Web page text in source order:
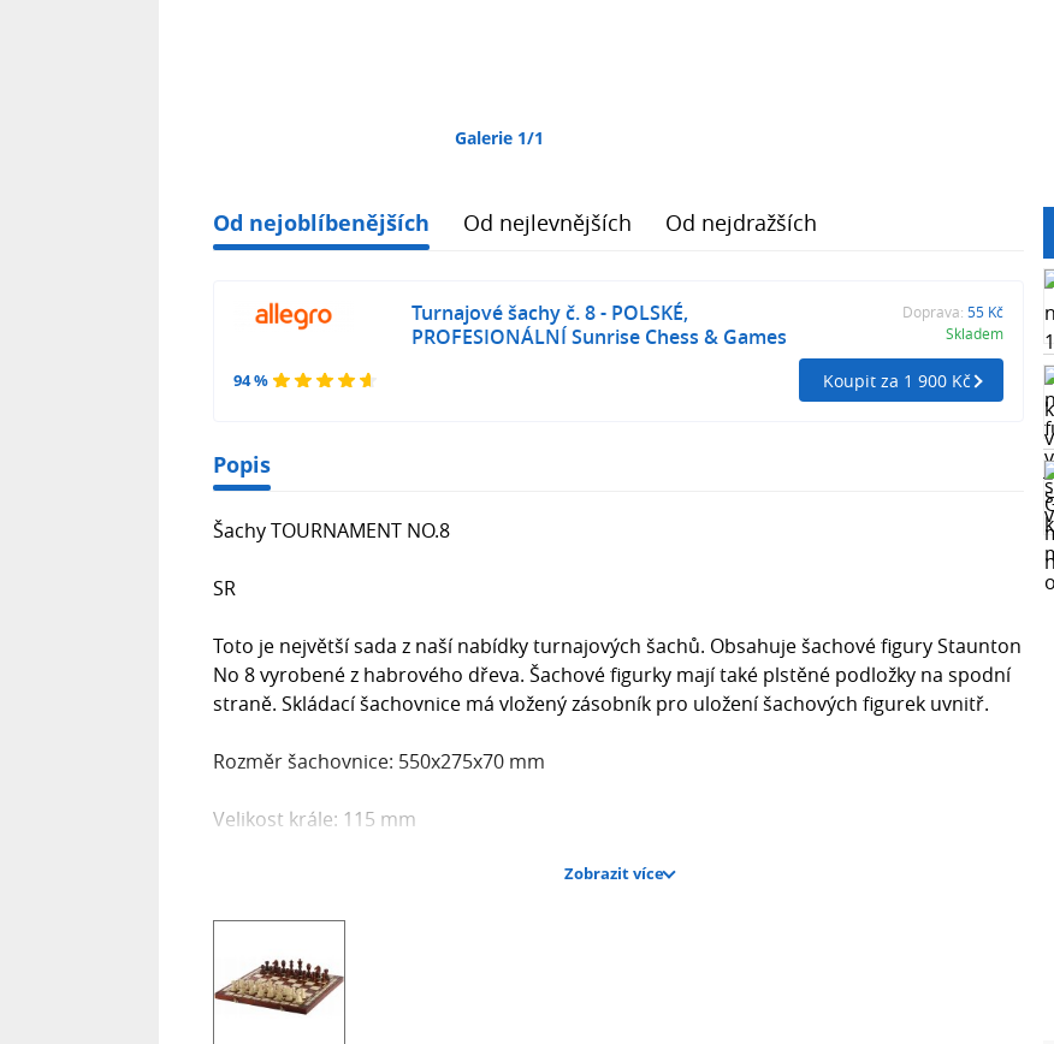
Galerie 1/1
Od nejoblíbenějších Od nejlevnějších Od nejdražších
94 %
Turnajové šachy č. 8 - POLSKÉ,
PROFESIONÁLNÍ Sunrise Chess & Games
Doprava: 55 Kč
Skladem
Koupit za 1 900 Kč
Popis
Šachy TOURNAMENT NO.8
SR
Toto je největší sada z naší nabídky turnajových šachů. Obsahuje šachové figury Staunton
No 8 vyrobené z habrového dřeva. Šachové figurky mají také plstěné podložky na spodní
straně. Skládací šachovnice má vložený zásobník pro uložení šachových figurek uvnitř.
Rozměr šachovnice: 550x275x70 mm
Velikost krále: 115 mm
Šachová souprava se skládací šachovnicí pro kluby, turnaje i domácí použití.
Zobrazit více